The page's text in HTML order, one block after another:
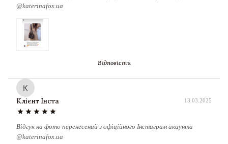
@katerinafox.ua
Відповісти
К
Клієнт Інста
star star star star star
13.03.2025
Відгук на фото перенесений з офіційного Інстаграм акаунта
@katerinafox.ua